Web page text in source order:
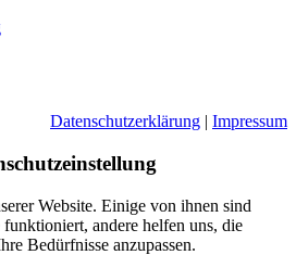
Datenschutzerklärung | Impressum
Website. Einige von ihnen sind
andere helfen uns, die
Bedürfnisse anzupassen.